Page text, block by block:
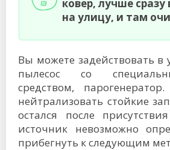
ковер, лучше сразу
на улицу, и там
Вы можете задействовать
пылесос со
средством,
нейтрализовать стойкие
остался после
источник невозможно
прибегнуть к следующим